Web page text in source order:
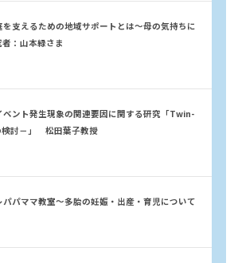
を支えるための地域サポートとは～母の気持ちに
：山本緑さま
ベント発生現象の関連要因に関する研究「Twin-
討－」 松田葉子教授
パパママ教室〜多胎の妊娠・出産・育児について